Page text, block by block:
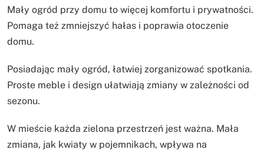
Mały ogród przy domu to więcej komfortu i prywatności.
Pomaga też zmniejszyć hałas i poprawia otoczenie
domu.
Posiadając mały ogród, łatwiej zorganizować spotkania.
Proste meble i design ułatwiają zmiany w zależności od
sezonu.
W mieście każda zielona przestrzeń jest ważna. Mała
zmiana, jak kwiaty w pojemnikach, wpływa na